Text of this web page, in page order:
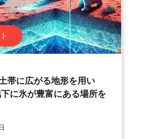
帯に広がる地形を用い
に氷が豊富にある場所を